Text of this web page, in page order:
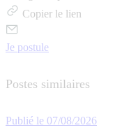
Copier le lien
Je postule
Postes similaires
Publié le 07/08/2026